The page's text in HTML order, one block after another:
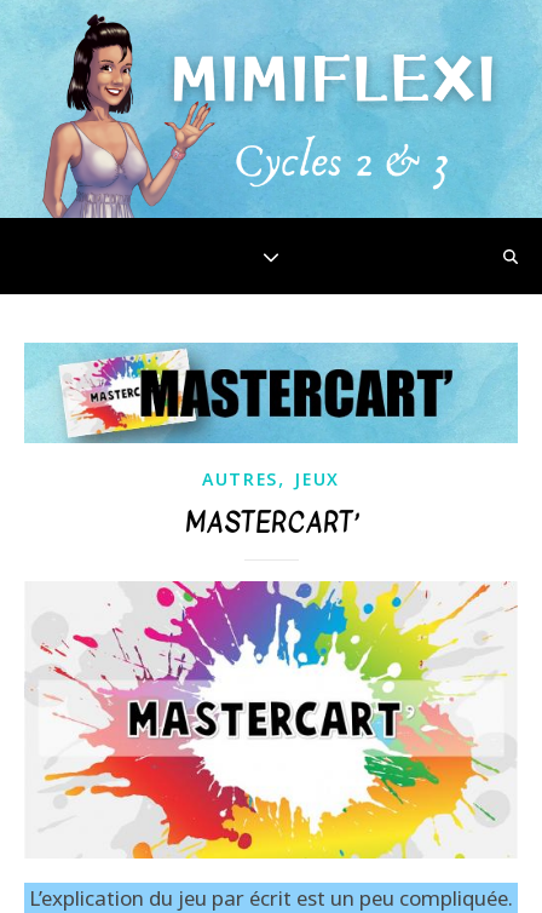
AUTRES, JEUX
MASTERCART’
L’explication du jeu par écrit est un peu compliquée.